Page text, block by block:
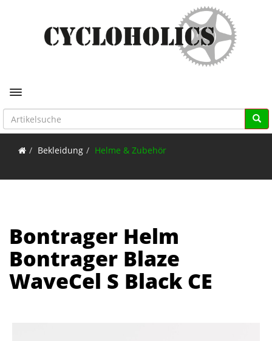
Toggle navigation
Bekleidung Helme & Zubehör
Bontrager Helm
Bontrager Blaze
WaveCel S Black CE